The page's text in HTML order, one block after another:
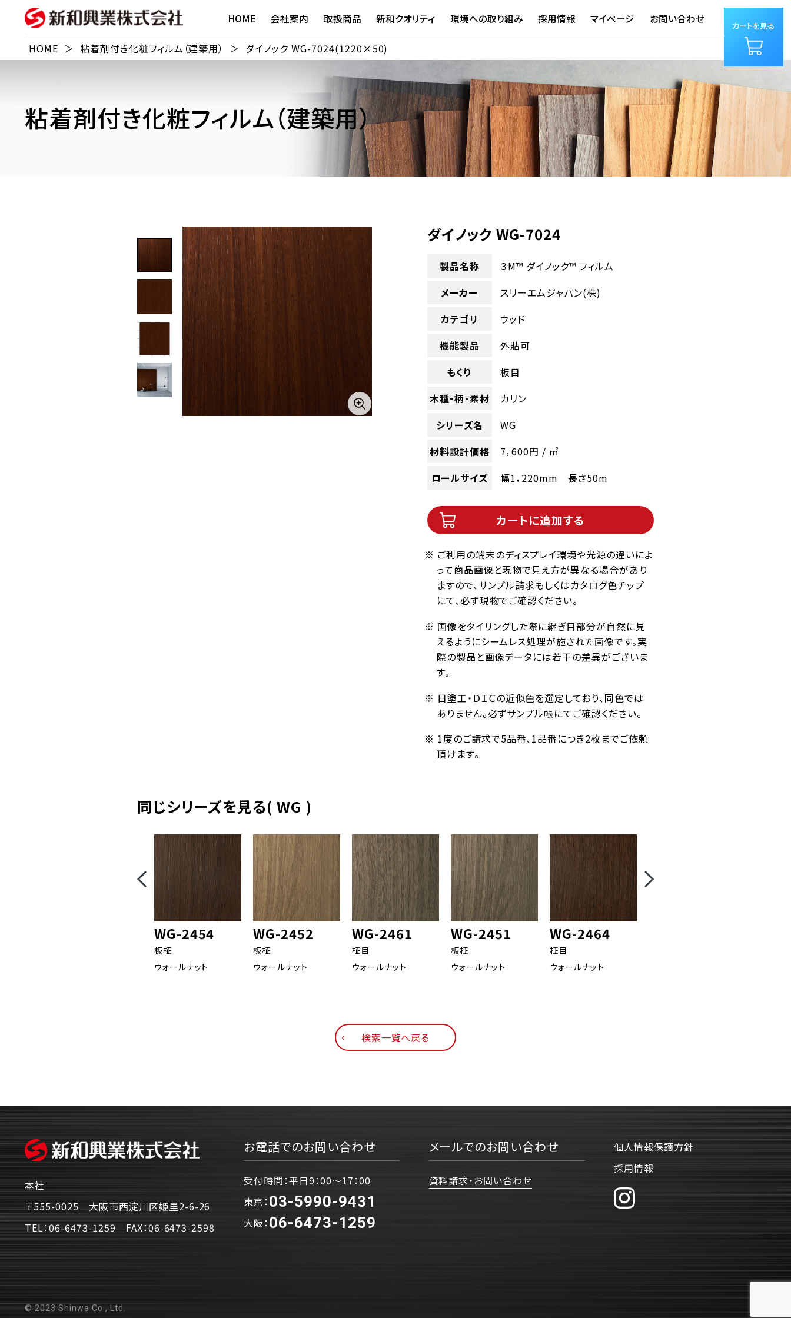
HOME 会社案内 取扱商品 新和クオリティ 環境への取り組み 採用情報 マイページ お問い合わせ
カートを見る
HOME ＞ 粘着剤付き化粧フィルム（建築用） ＞ ダイノック WG-7024(1220×50)
粘着剤付き化粧フィルム（建築用）
ダイノック WG-7024
製品名称
３M™ ダイノック™ フィルム
メーカー
スリーエムジャパン(株)
カテゴリ
ウッド
機能製品
外貼可
もくり
板目
木種・柄・素材
カリン
シリーズ名
WG
材料設計価格
7，600円 / ㎡
ロールサイズ
幅1，220mm 長さ50m
カートに追加する
※ ご利用の端末のディスプレイ環境や光源の違いによ
って商品画像と現物で見え方が異なる場合があり
ますので、サンプル請求もしくはカタログ色チップ
にて、必ず現物でご確認ください。
※ 画像をタイリングした際に継ぎ目部分が自然に見
えるようにシームレス処理が施された画像です。実
際の製品と画像データには若干の差異がございま
す。
※ 日塗工・ＤＩＣの近似色を選定しており、同色では
ありません。必ずサンプル帳にてご確認ください。
※ 1度のご請求で5品番、1品番につき2枚までご依頼
頂けます。
同じシリーズを見る( WG )
WG-2454
板柾
ウォールナット
WG-2452
板柾
ウォールナット
WG-2461
柾目
ウォールナット
WG-2451
板柾
ウォールナット
WG-2464
柾目
ウォールナット
検索一覧へ戻る
本社
〒555-0025 大阪市西淀川区姫里2-6-26
TEL：06-6473-1259 FAX：06-6473-2598
お電話でのお問い合わせ
受付時間：平日9：00〜17：00
東京：03-5990-9431
大阪：06-6473-1259
メールでのお問い合わせ
資料請求・お問い合わせ
個人情報保護方針
採用情報
© 2023 Shinwa Co., Ltd.